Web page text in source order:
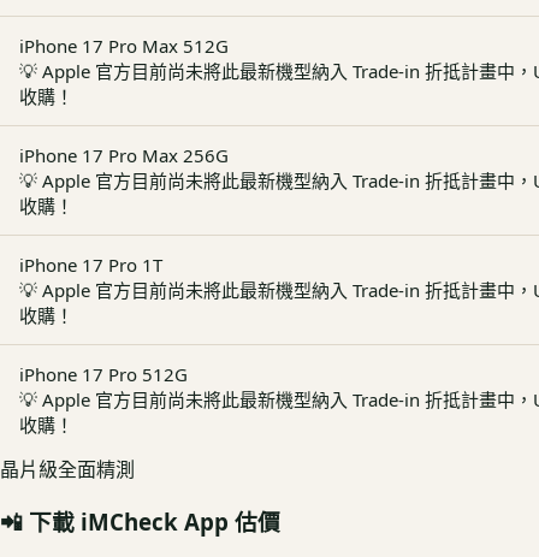
iPhone 17 Pro Max 512G
💡 Apple 官方目前尚未將此最新機型納入 Trade-in 折抵計畫中，
收購！
iPhone 17 Pro Max 256G
💡 Apple 官方目前尚未將此最新機型納入 Trade-in 折抵計畫中，
收購！
iPhone 17 Pro 1T
💡 Apple 官方目前尚未將此最新機型納入 Trade-in 折抵計畫中，
收購！
iPhone 17 Pro 512G
💡 Apple 官方目前尚未將此最新機型納入 Trade-in 折抵計畫中，
收購！
晶片級全面精測
📲 下載 iMCheck App 估價